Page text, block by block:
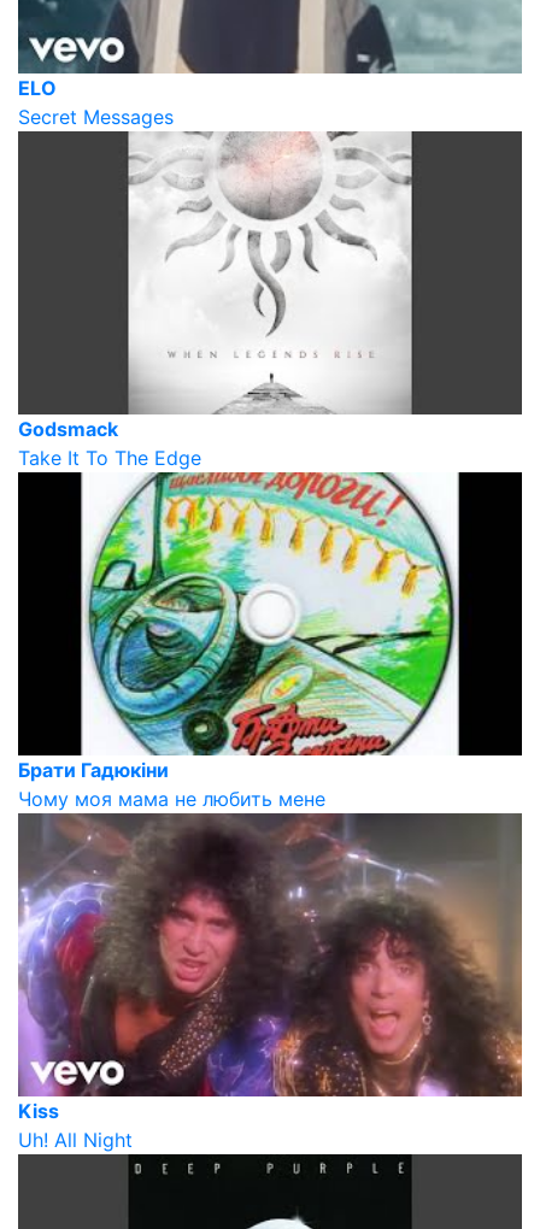
ELO
Secret Messages
Godsmack
Take It To The Edge
Брати Гадюкіни
Чому моя мама не любить мене
Kiss
Uh! All Night